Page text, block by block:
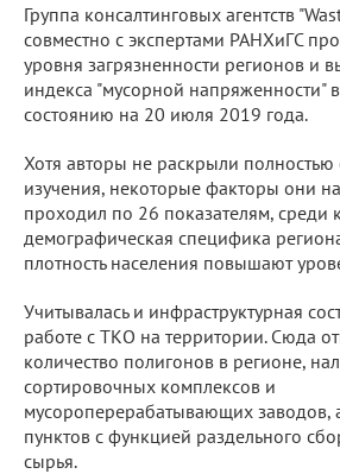
Группа консалтинговых агентств
совместно с экспертами РАНХиГС
уровня загрязненности регионов и
индекса "мусорной напряженности"
состоянию на 20 июля 2019 года.
Хотя авторы не раскрыли
изучения, некоторые факторы они
проходил по 26 показателям, среди
демографическая специфика
плотность населения повышают
Учитывалась и инфраструктурная
работе с ТКО на территории. Сюда
количество полигонов в регионе,
сортировочных комплексов и
мусороперерабатывающих заводов,
пунктов с функцией раздельного
сырья.